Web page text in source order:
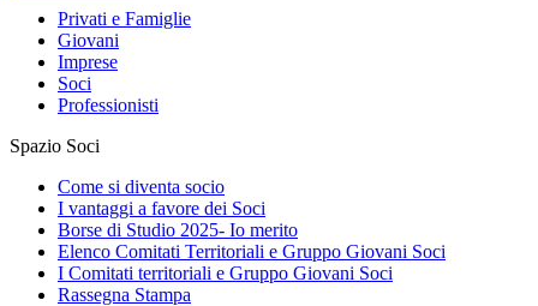
Privati e Famiglie
Giovani
Imprese
Soci
Professionisti
Spazio Soci
Come si diventa socio
I vantaggi a favore dei Soci
Borse di Studio 2025- Io merito
Elenco Comitati Territoriali e Gruppo Giovani Soci
I Comitati territoriali e Gruppo Giovani Soci
Rassegna Stampa